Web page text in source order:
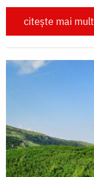
citește mai mult